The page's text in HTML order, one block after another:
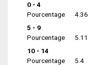
0 - 4
Pourcentage
4.36
5 - 9
Pourcentage
5.11
10 - 14
Pourcentage
5.4